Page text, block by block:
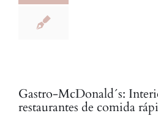
Gastro-McDonald´s:
restaurantes de comida